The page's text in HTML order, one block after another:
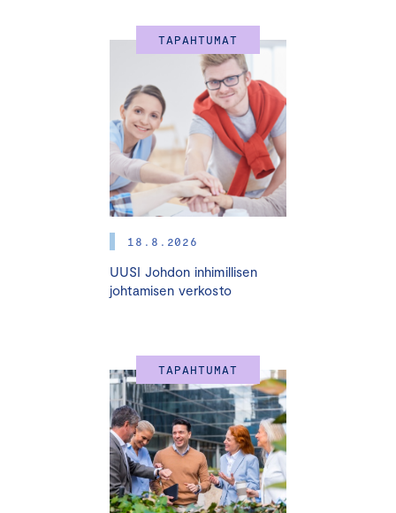
TAPAHTUMAT
18.8.2026
UUSI Johdon inhimillisen
johtamisen verkosto
TAPAHTUMAT